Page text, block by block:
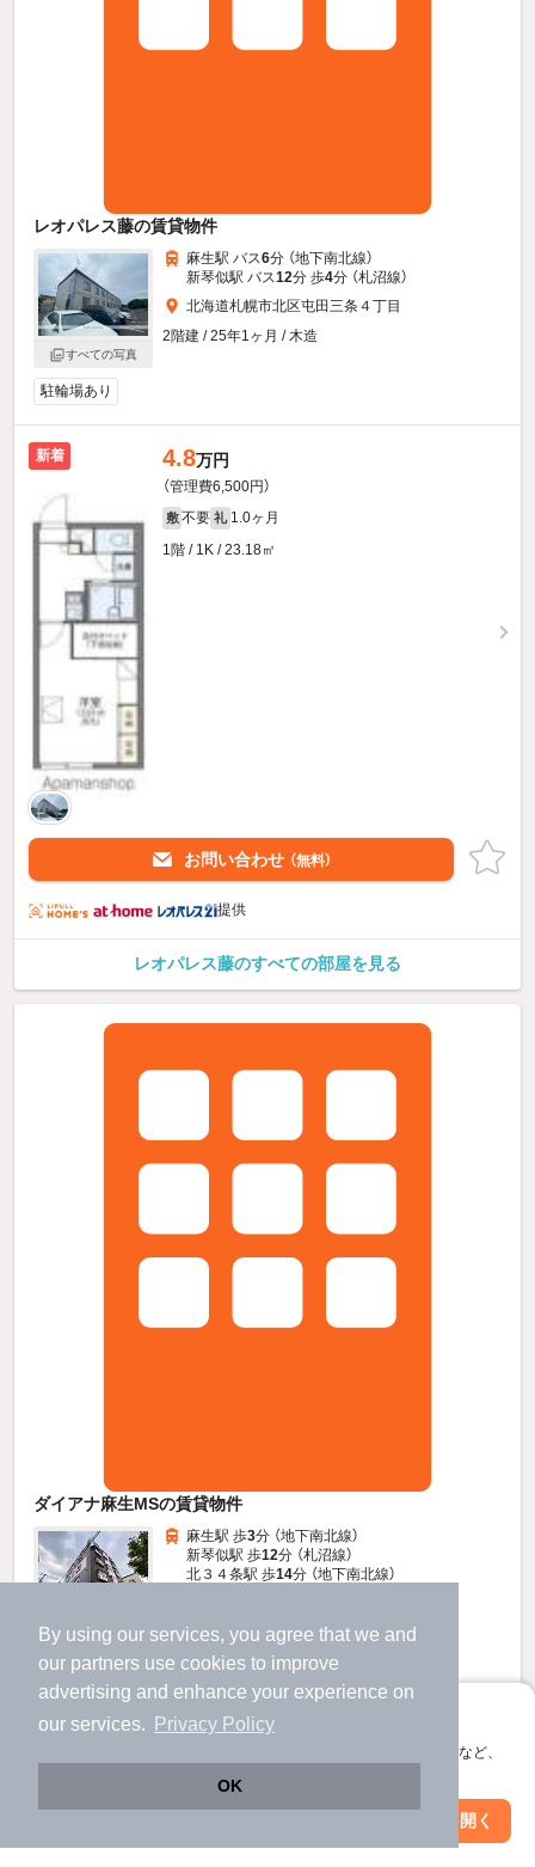
By using our services, you agree that we and
our partners use cookies to improve
advertising and enhance your experience on
our services.
Privacy Policy
OK
アプリに切り替えて、サクサクお部屋探し
会員登録なしですぐ使える。マップ検索やお気に入り保存など、
アプリを開く
レオパレス藤の賃貸物件
すべての写真
麻生駅 バス6分 （地下南北線）
新琴似駅 バス12分 歩4分 （札沼線）
北海道札幌市北区屯田三条４丁目
2階建 / 25年1ヶ月 / 木造
駐輪場あり
新着 4.8万円
（管理費6,500円）
敷 不要 礼 1.0ヶ月
1階 / 1K / 23.18㎡
お問い合わせ （無料）
提供
レオパレス藤のすべての部屋を見る
ダイアナ麻生MSの賃貸物件
すべての写真
麻生駅 歩3分 （地下南北線）
新琴似駅 歩12分 （札沼線）
北３４条駅 歩14分 （地下南北線）
5階建 / 35年5ヶ月 / 鉄骨造
駐車場あり 駐輪場あり
新着 3.9万円
（管理費3,000円）
礼 不要
絞り込み条件を変更